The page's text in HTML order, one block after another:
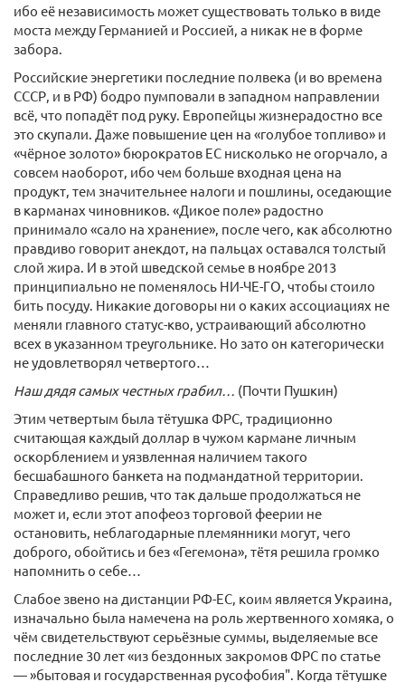
ибо её независимость может существовать только в виде
моста между Германией и Россией, а никак не в форме
забора.
Российские энергетики последние полвека (и во времена
СССР, и в РФ) бодро пумповали в западном направлении
всё, что попадёт под руку. Европейцы жизнерадостно все
это скупали. Даже повышение цен на «голубое топливо» и
«чёрное золото» бюрократов ЕС нисколько не огорчало, а
совсем наоборот, ибо чем больше входная цена на
продукт, тем значительнее налоги и пошлины, оседающие
в карманах чиновников. «Дикое поле» радостно
принимало «сало на хранение», после чего, как абсолютно
правдиво говорит анекдот, на пальцах оставался толстый
слой жира. И в этой шведской семье в ноябре 2013
принципиально не поменялось НИ-​ЧЕ-ГО, чтобы стоило
бить посуду. Никакие договоры ни о каких ассоциациях не
меняли главного статус-​кво, устраивающий абсолютно
всех в указанном треугольнике. Но зато он категорически
не удовлетворял четвертого…
Наш дядя самых честных грабил… (Почти Пушкин)
Этим четвертым была тётушка ФРС, традиционно
считающая каждый доллар в чужом кармане личным
оскорблением и уязвленная наличием такого
бесшабашного банкета на подмандатной территории.
Справедливо решив, что так дальше продолжаться не
может и, если этот апофеоз торговой феерии не
остановить, неблагодарные племянники могут, чего
доброго, обойтись и без «Гегемона», тётя решила громко
напомнить о себе…
Слабое звено на дистанции РФ-ЕС, коим является Украина,
изначально была намечена на роль жертвенного хомяка, о
чём свидетельствуют серьёзные суммы, выделяемые все
последние 30 лет «из бездонных закромов ФРС по статье
— »бытовая и государственная русофобия". Когда тётушке